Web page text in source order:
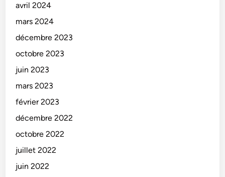
avril 2024
mars 2024
décembre 2023
octobre 2023
juin 2023
mars 2023
février 2023
décembre 2022
octobre 2022
juillet 2022
juin 2022